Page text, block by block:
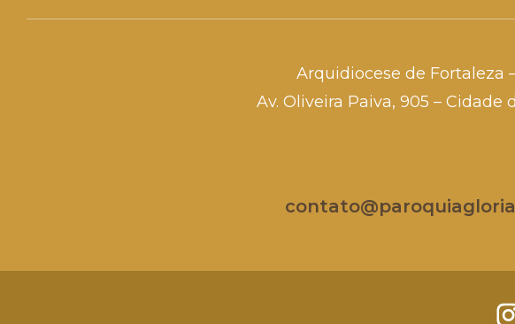
Arquidiocese de Fortaleza
Av. Oliveira Paiva, 905 – Cidade